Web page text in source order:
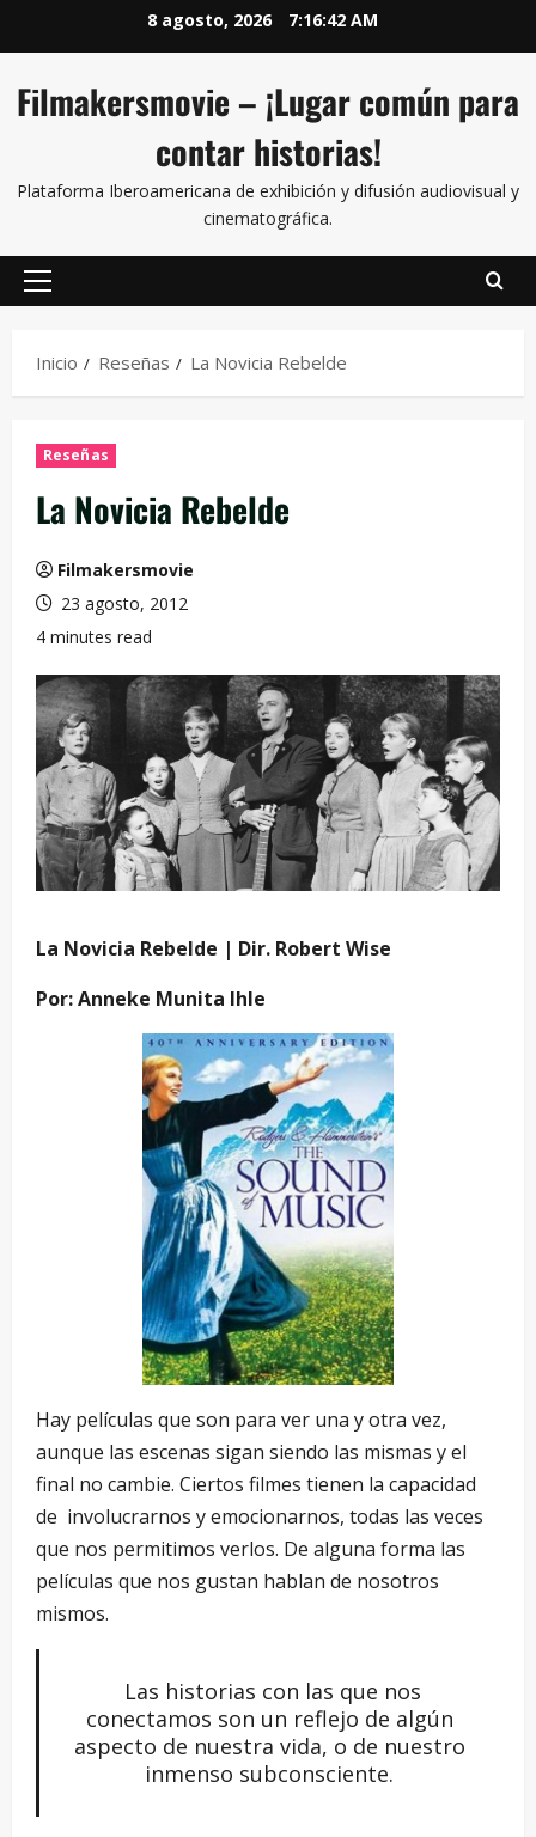
8 agosto, 2026 7:16:42 AM
Filmakersmovie – ¡Lugar común para
contar historias!
Plataforma Iberoamericana de exhibición y difusión audiovisual y
cinematográfica.
Inicio Reseñas La Novicia Rebelde
Reseñas
La Novicia Rebelde
Filmakersmovie
23 agosto, 2012
4 minutes read
La Novicia Rebelde | Dir. Robert Wise
Por: Anneke Munita Ihle
Hay películas que son para ver una y otra vez,
aunque las escenas sigan siendo las mismas y el
final no cambie. Ciertos filmes tienen la capacidad
de involucrarnos y emocionarnos, todas las veces
que nos permitimos verlos. De alguna forma las
películas que nos gustan hablan de nosotros
mismos.
Las historias con las que nos
conectamos son un reflejo de algún
aspecto de nuestra vida, o de nuestro
inmenso subconsciente.